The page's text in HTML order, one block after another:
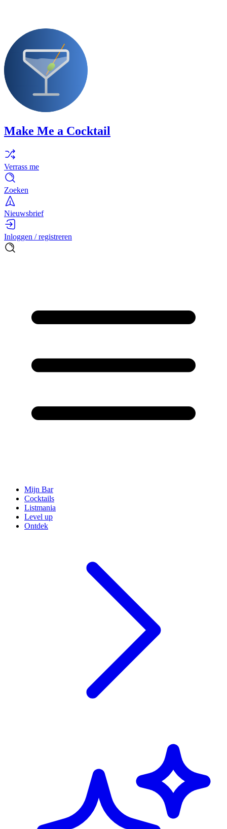
Make Me a Cocktail
Verrass me
Zoeken
Nieuwsbrief
Inloggen / registreren
Mijn Bar
Cocktails
Listmania
Level up
Ontdek